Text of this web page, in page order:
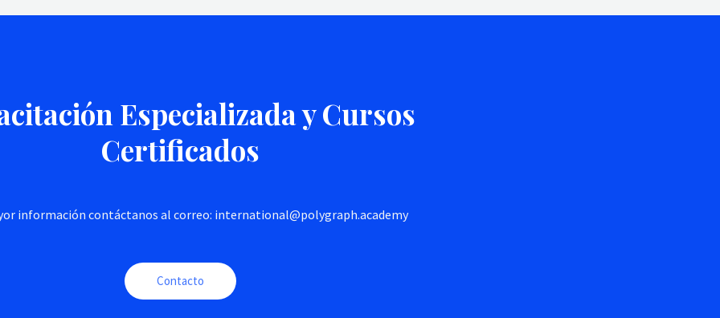
Especializada y Cursos
Certificados
información contáctanos al correo: international@polygraph.academy
Contacto